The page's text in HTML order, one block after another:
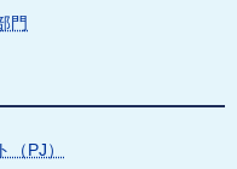
門
PJ）